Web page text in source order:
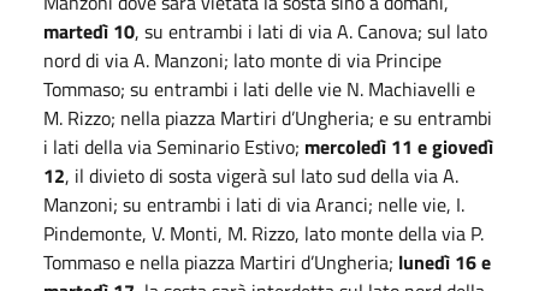
martedì 10, su entrambi i lati di via A. Canova; sul lato
nord di via A. Manzoni; lato monte di via Principe
Tommaso; su entrambi i lati delle vie N. Machiavelli e
M. Rizzo; nella piazza Martiri d’Ungheria; e su entrambi
i lati della via Seminario Estivo; mercoledì 11 e giovedì
12, il divieto di sosta vigerà sul lato sud della via A.
Manzoni; su entrambi i lati di via Aranci; nelle vie, I.
Pindemonte, V. Monti, M. Rizzo, lato monte della via P.
Tommaso e nella piazza Martiri d’Ungheria; lunedì 16 e